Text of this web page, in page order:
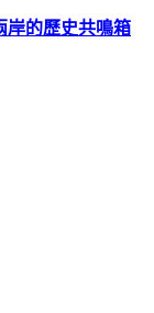
岸的歷史共鳴箱